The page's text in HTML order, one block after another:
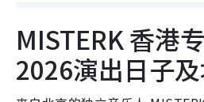
MISTERK 香港
2026演出日子